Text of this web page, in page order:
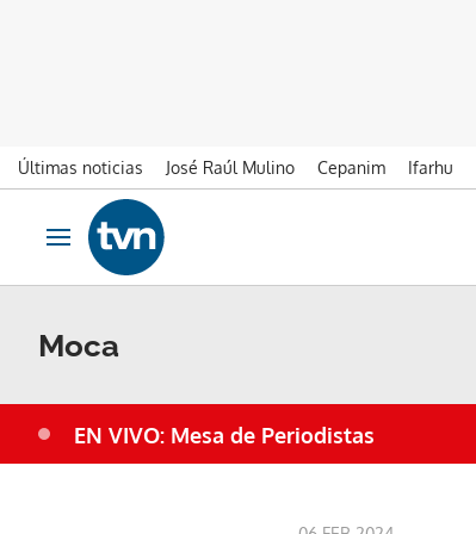
Últimas noticias José Raúl Mulino Cepanim Ifarhu
Ir al contenido
Obrir navegació
Moca
EN VIVO: Mesa de Periodistas